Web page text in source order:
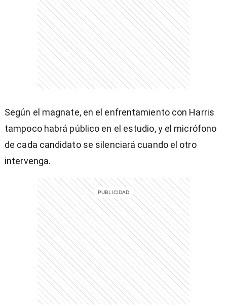
Según el magnate, en el enfrentamiento con Harris
tampoco habrá público en el estudio, y el micrófono
de cada candidato se silenciará cuando el otro
intervenga.